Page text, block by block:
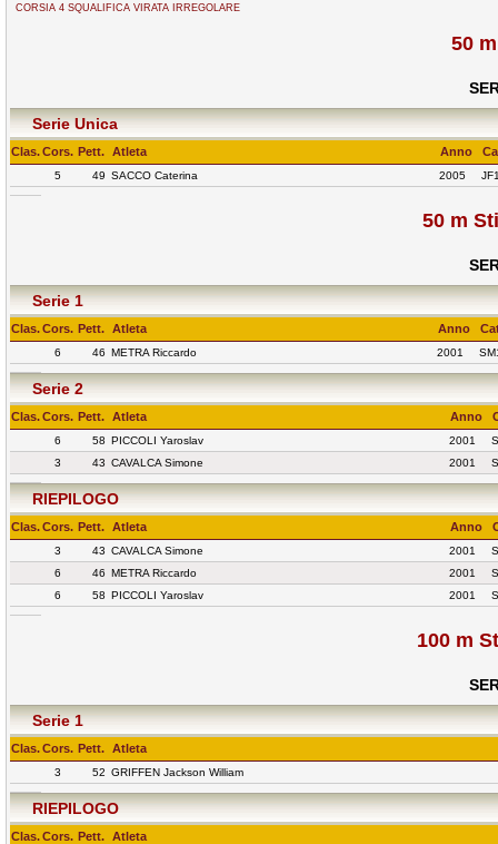
CORSIA 4 SQUALIFICA VIRATA IRREGOLARE
50
Serie Unica
Clas.Cors. Pett. Atleta Anno
5 49 SACCO Caterina 2005
50 m
Serie 1
Clas.Cors. Pett. Atleta Anno
6 46 METRA Riccardo 2001
Serie 2
Clas.Cors. Pett. Atleta Anno
6 58 PICCOLI Yaroslav 2001
3
43 CAVALCA Simone 2001
RIEPILOGO
Clas.Cors. Pett. Atleta Anno
3 43 CAVALCA Simone 2001
6
46 METRA Riccardo 2001
6
58 PICCOLI Yaroslav 2001
100 m
Serie 1
Clas.Cors. Pett. Atleta
3 52 GRIFFEN Jackson William
RIEPILOGO
Clas.Cors. Pett. Atleta